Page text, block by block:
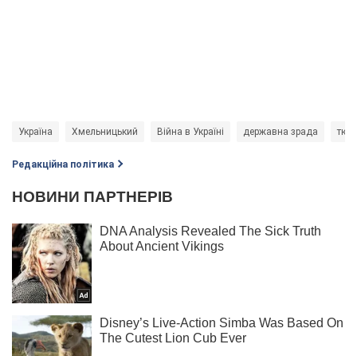
Україна Хмельницький Війна в Україні державна зрада
Редакційна політика